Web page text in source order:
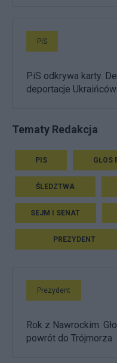
PiS
PiS odkrywa karty.
deportacje
Tematy Redakcja
PIS GŁOS
ŚLEDZTWA
SEJM I SENAT
PREZYDENT
Prezydent
Rok z Nawrockim.
powrót do Trójmorza